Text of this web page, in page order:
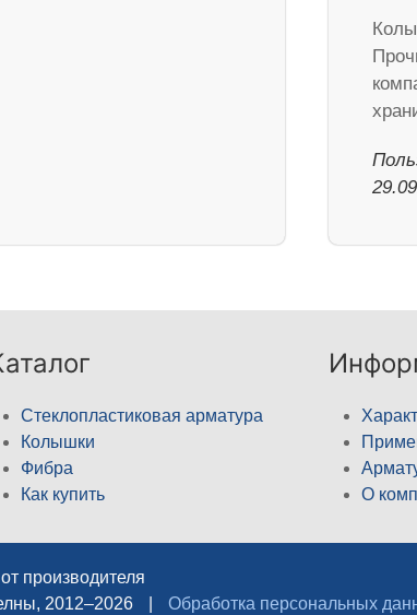
Стеклопластиковая арматура
Колышки
Фибра
Как купить
О
производителя
2012–2026
Обработка персональных